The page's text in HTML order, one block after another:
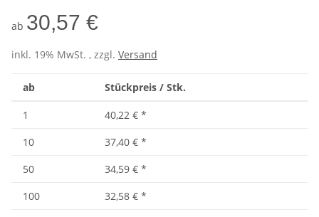
ab 30,57 €
inkl. 19% MwSt. , zzgl. Versand
ab Stückpreis / Stk.
1 40,22 € *
10
37,40 € *
50
34,59 € *
100
32,58 € *